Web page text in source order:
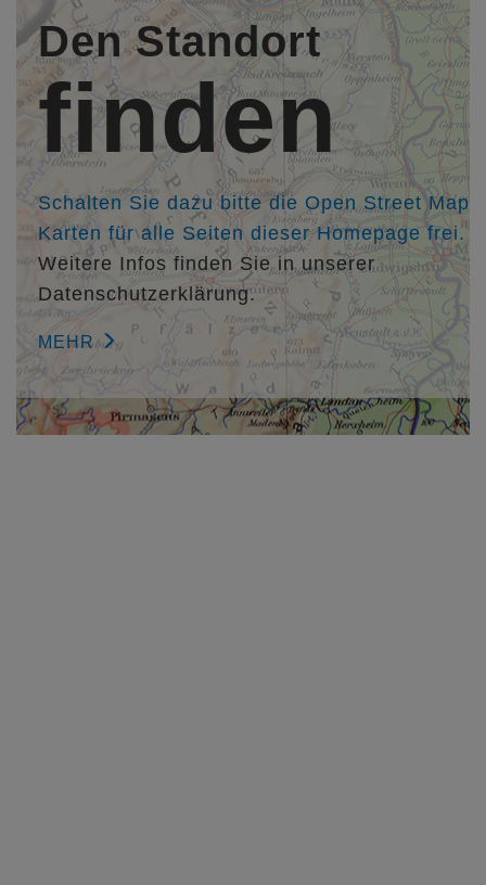
Bauherr/in:
privat , Trier
Entwurfsverfasser/in:
Architekt Dipl.-Ing. (FH); M.Arch (USA) Hubertus Hillinger,
HILLINGER ARCHITEKTEN PartmbB, Trier,
http://www.hillinger-architekten.com
Den Standort
finden
Schalten Sie dazu bitte die Open Street Map
Karten für alle Seiten dieser Homepage frei.
Weitere Infos finden Sie in unserer
Datenschutzerklärung.
MEHR